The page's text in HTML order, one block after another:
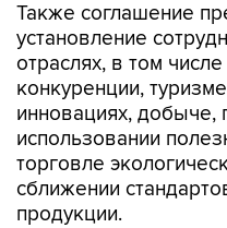
Также соглашение
установление
отраслях, в том
конкуренции,
инновациях, добыче,
использовании
торговле
сближении
продукции.